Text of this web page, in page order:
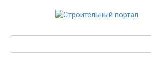
Поиск: